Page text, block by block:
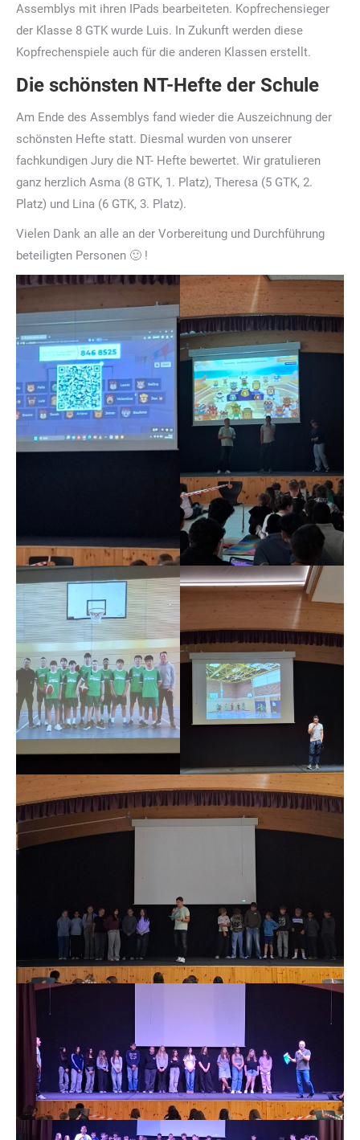
Assemblys mit ihren IPads bearbeiteten. Kopfrechensieger
der Klasse 8 GTK wurde Luis. In Zukunft werden diese
Kopfrechenspiele auch für die anderen Klassen erstellt.
Die schönsten NT-Hefte der Schule
Am Ende des Assemblys fand wieder die Auszeichnung der
schönsten Hefte statt. Diesmal wurden von unserer
fachkundigen Jury die NT- Hefte bewertet. Wir gratulieren
ganz herzlich Asma (8 GTK, 1. Platz), Theresa (5 GTK, 2.
Platz) und Lina (6 GTK, 3. Platz).
Vielen Dank an alle an der Vorbereitung und Durchführung
beteiligten Personen 🙂 !